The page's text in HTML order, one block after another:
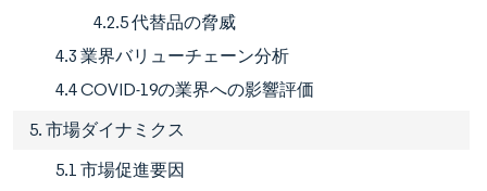
4.2.5 代替品の脅威
4.3 業界バリューチェーン分析
4.4 COVID-19の業界への影響評価
5. 市場ダイナミクス
5.1 市場促進要因